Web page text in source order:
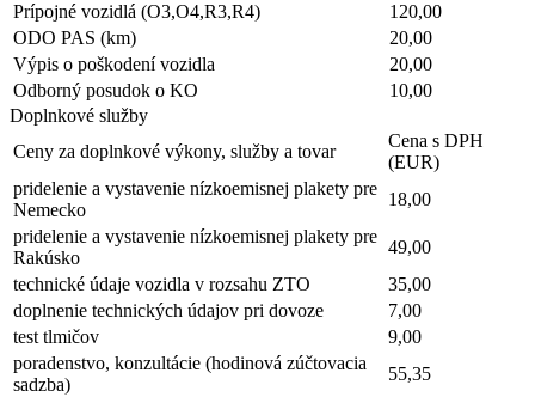
Prípojné vozidlá (O3,O4,R3,R4)
120,00
ODO PAS (km)
20,00
Výpis o poškodení vozidla
20,00
Odborný posudok o KO
10,00
Doplnkové služby
Ceny za doplnkové výkony, služby a tovar
Cena s DPH
(EUR)
pridelenie a vystavenie nízkoemisnej plakety pre
Nemecko
18,00
pridelenie a vystavenie nízkoemisnej plakety pre
Rakúsko
49,00
technické údaje vozidla v rozsahu ZTO
35,00
doplnenie technických údajov pri dovoze
7,00
test tlmičov
9,00
poradenstvo, konzultácie (hodinová zúčtovacia
sadzba)
55,35